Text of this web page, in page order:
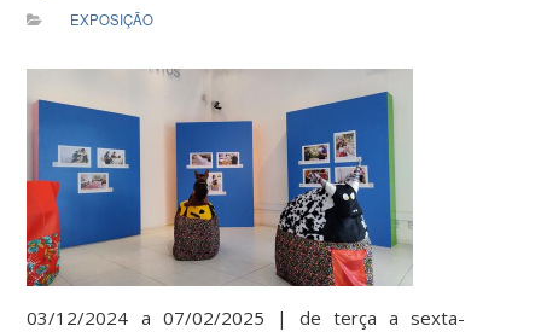
EXPOSIÇÃO
03/12/2024 a 07/02/2025 | de terça a sexta-